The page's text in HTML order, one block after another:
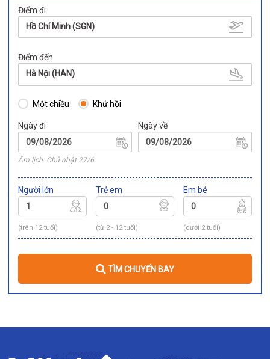
Điểm đi
Hồ Chí Minh (SGN)
Điểm đến
Hà Nội (HAN)
Một chiều Khứ hồi
Ngày đi
Âm lịch: Chủ nhật 27/6
Ngày về
Người lớn
(trên 12 tuổi)
Trẻ em
(từ 2 - 12 tuổi)
Em bé
(dưới 2 tuổi)
TÌM CHUYẾN BAY